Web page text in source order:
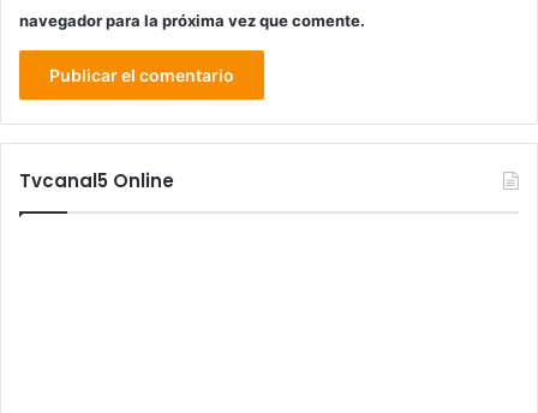
navegador para la próxima vez que comente.
Tvcanal5 Online